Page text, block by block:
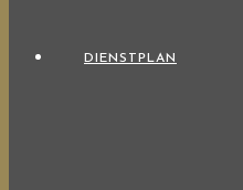
DIENSTPLAN